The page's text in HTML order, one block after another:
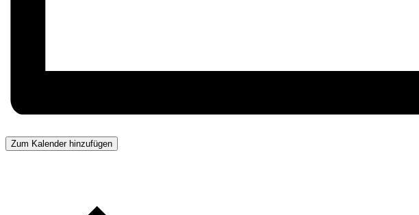
Zum Kalender hinzufügen